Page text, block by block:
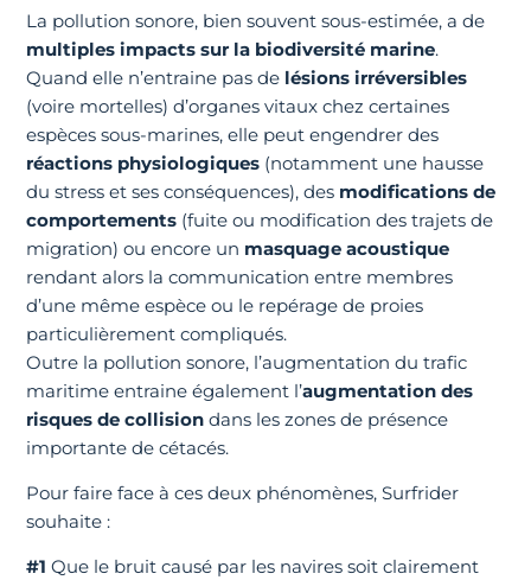
La pollution sonore, bien souvent sous-estimée, a de
multiples impacts sur la biodiversité marine.
Quand elle n’entraine pas de lésions irréversibles
(voire mortelles) d’organes vitaux chez certaines
espèces sous-marines, elle peut engendrer des
réactions physiologiques (notamment une hausse
du stress et ses conséquences), des modifications de
comportements (fuite ou modification des trajets de
migration) ou encore un masquage acoustique
rendant alors la communication entre membres
d’une même espèce ou le repérage de proies
particulièrement compliqués.
Outre la pollution sonore, l’augmentation du trafic
maritime entraine également l’augmentation des
risques de collision dans les zones de présence
importante de cétacés.
Pour faire face à ces deux phénomènes, Surfrider
souhaite :
#1 Que le bruit causé par les navires soit clairement